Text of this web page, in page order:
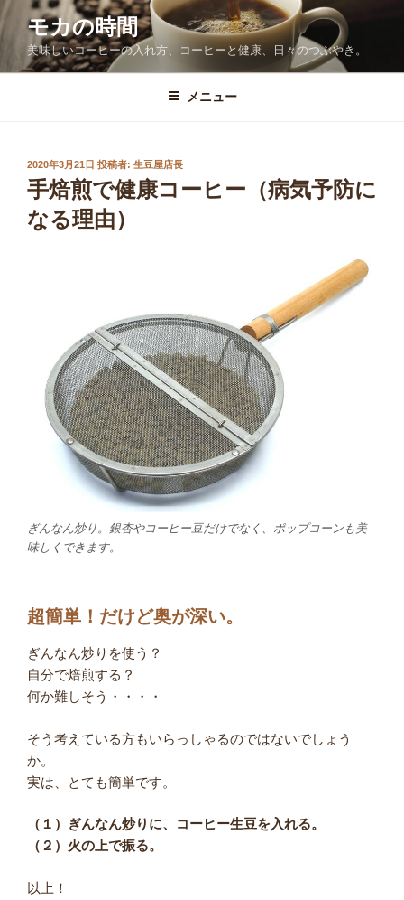
コ
ン
ン
へ
モカの時間
美味しいコーヒーの入れ方、コーヒーと健康、日々のつぶやき。
メニュー
投
稿
日:
2020年3月21日 投稿者: 生豆屋店長
手焙煎で健康コーヒー（病気予防に
なる理由）
ぎんなん炒り。銀杏やコーヒー豆だけでなく、ポップコーンも美
味しくできます。
超簡単！だけど奥が深い。
ぎんなん炒りを使う？
自分で焙煎する？
何か難しそう・・・・
そう考えている方もいらっしゃるのではないでしょう
か。
実は、とても簡単です。
（１）ぎんなん炒りに、コーヒー生豆を入れる。
（２）火の上で振る。
以上！